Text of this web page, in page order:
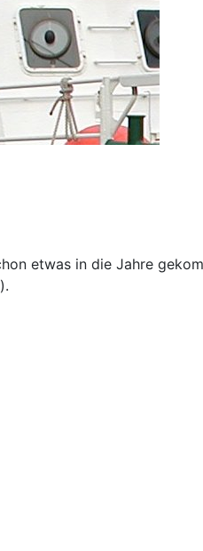
etwas in die Jahre